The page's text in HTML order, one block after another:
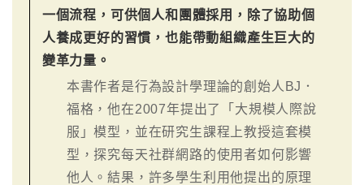
一個流程，可供個人和團體採用，除了協助個
人養成更好的習慣，也能帶動組織產生巨大的
變革力量。
本書作者是行為設計學理論的創始人BJ．
福格，他在2007年提出了「大規模人際說
服」模型，並在研究生課程上教授這套模
型，探究每天社群網路的使用者如何影響
他人。結果，許多學生利用他提出的原理